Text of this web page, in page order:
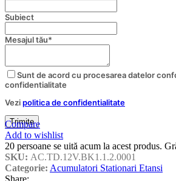
Company
Subiect
Mesajul tău*
Sunt de acord cu procesarea datelor
confidentialitate
Vezipolitica de confidentialitate
Trimite
Compare
Add to wishlist
20 persoane se uită acum la acest produs.
SKU: AC.TD.12V.BK1.1.2.0001
Categorie: Acumulatori Stationari Etansi
Share: